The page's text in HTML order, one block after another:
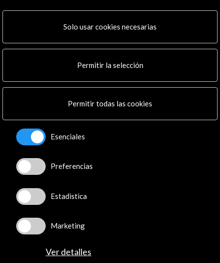
Residencias
Noticias
Mapa Web
Boletín digital
Logo y crédito a AC/E
Conecta
Instagram
LinkedIn
Facebook
Youtube
Flickr
TikTok
Solo usar cookies necesarias
Permitir la selección
Permitir todas las cookies
Esenciales
Preferencias
Estadistica
Marketing
Ver detalles